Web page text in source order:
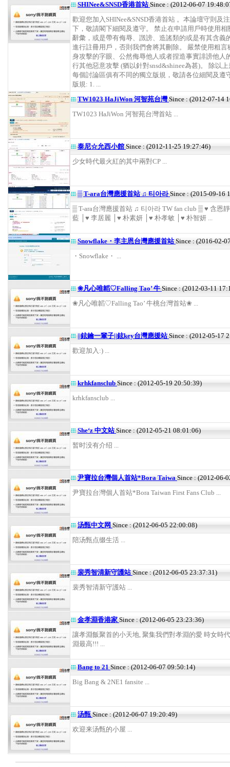
SHINee&SNSD香港首站Since : (2012-06-07
歡迎您加入SHINee&SNSD香港首站 。本論壇守則及
下，敬請閣下細閱及遵守。 禁止在申請用戶時使用相
辭彙，或是帶有侮辱、譭謗、造謠類的或是有其含義
進行註冊用戶，否則我們會將其刪除。 嚴禁使用粗言
身攻擊的字眼、公然侮辱他人或者捏造事實誹謗他人
行其他惡意攻擊 (猶以針對snsd&shinee為甚)。 除以
每個討論區俱有不同的獨立版規，敬請各位細閱及遵
版規: 1. ...
TW1023 HaJiWon 河智苑台灣Since : (2012-07-14
TW1023 HaJiWon 河智苑台灣首站 ...
泰尼☆允西小館 Since : (2012-11-25 19:27:46)
少女時代最火紅的其中兩對CP ...
▒ T-ara台灣應援首站 ♫ 티아라Since : (2015-09-16
▒ T-ara台灣應援首站 ♫ 티아라 TW fan club ▒ ♥ 含恩
藍 │♥ 李居麗 │♥ 朴素妍 │♥ 朴孝敏 │♥ 朴智妍 ...
Snowflake・李主恩台灣應援首站Since : (2016-02-
・Snowflake・ ...
❀凡心唯韜♡Falling Tao’ 牛Since : (2012-03-11
❀凡心唯韜♡Falling Tao’ 牛桃台灣首站❀ ...
||鉉鑰一輩子||鉉key台灣應援站Since : (2012-05-17
歡迎加入:) ...
krhkfansclub Since : (2012-05-19 20:50:39)
krhkfansclub ...
She‘z 中文站Since : (2012-05-21 08:01:06)
暂时没有介绍 ...
尹寶拉台灣個人首站*Bora Taiwa Since : (2012-06-
尹寶拉台灣個人首站*Bora Taiwan First Fans Club ...
汤甄中文网 Since : (2012-06-05 22:00:08)
陪汤甄点缀生活 ...
裴秀智清新守護站Since : (2012-06-05 23:37:31)
裴秀智清新守護站 ...
金孝淵香港家Since : (2012-06-05 23:23:36)
讓孝淵飯聚首的小天地, 聚集我們對孝淵的愛 時女時
淵最高!!! ...
Bang to 21 Since : (2012-06-07 09:50:14)
Big Bang & 2NE1 fansite ...
汤甄Since : (2012-06-07 19:20:49)
欢迎来汤甄的小屋 ...